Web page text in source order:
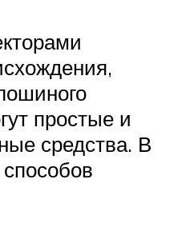
простые и
средства. В